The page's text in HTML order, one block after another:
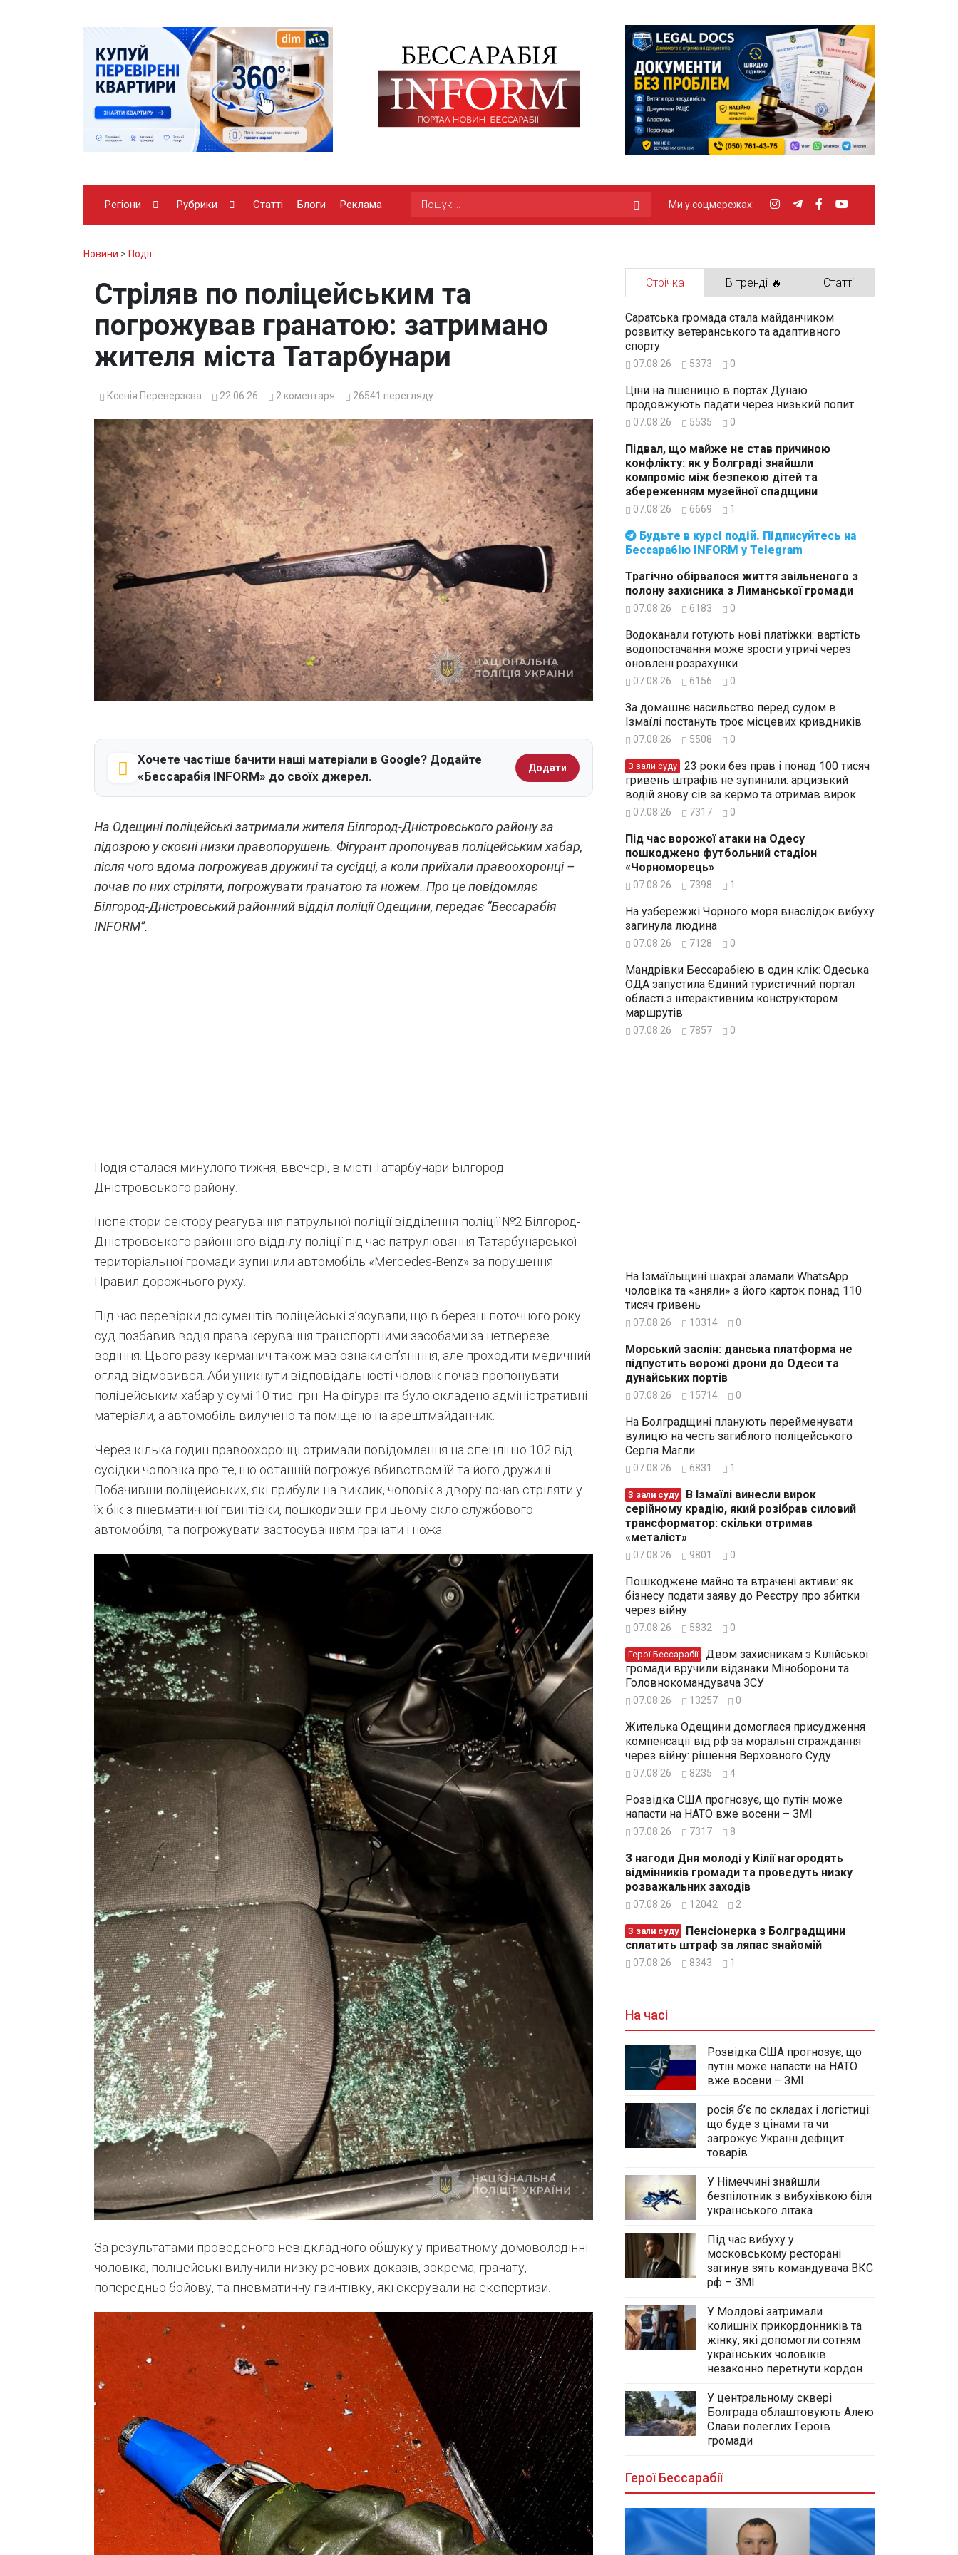
Регіони Рубрики Статті Блоги Реклама Ми у соцмережах:
Новини > Події
Стріляв по поліцейським та
погрожував гранатою: затримано
жителя міста Татарбунари
Ксенія Переверзєва 22.06.26 2 коментаря 26541 перегляду
Хочете частіше бачити наші матеріали в Google? Додайте
«Бессарабія INFORM» до своїх джерел.
Додати
На Одещині поліцейські затримали жителя Білгород-Дністровського району за
підозрою у скоєні низки правопорушень. Фігурант пропонував поліцейським хабар,
після чого вдома погрожував дружині та сусідці, а коли приїхали правоохоронці –
почав по них стріляти, погрожувати гранатою та ножем. Про це повідомляє
Білгород-Дністровський районний відділ поліції Одещини, передає “Бессарабія
INFORM”.
Подія сталася минулого тижня, ввечері, в місті Татарбунари Білгород-
Дністровського району.
Інспектори сектору реагування патрульної поліції відділення поліції №2 Білгород-
Дністровського районного відділу поліції під час патрулювання Татарбунарської
територіальної громади зупинили автомобіль «Mercedes-Benz» за порушення
Правил дорожнього руху.
Під час перевірки документів поліцейські з’ясували, що в березні поточного року
суд позбавив водія права керування транспортними засобами за нетверезе
водіння. Цього разу керманич також мав ознаки сп’яніння, але проходити медичний
огляд відмовився. Аби уникнути відповідальності чоловік почав пропонувати
поліцейським хабар у сумі 10 тис. грн. На фігуранта було складено адміністративні
матеріали, а автомобіль вилучено та поміщено на арештмайданчик.
Через кілька годин правоохоронці отримали повідомлення на спецлінію 102 від
сусідки чоловіка про те, що останній погрожує вбивством їй та його дружині.
Побачивши поліцейських, які прибули на виклик, чоловік з двору почав стріляти у
їх бік з пневматичної гвинтівки, пошкодивши при цьому скло службового
автомобіля, та погрожувати застосуванням гранати і ножа.
За результатами проведеного невідкладного обшуку у приватному домоволодінні
чоловіка, поліцейські вилучили низку речових доказів, зокрема, гранату,
попередньо бойову, та пневматичну гвинтівку, які скерували на експертизи.
Стрічка В тренді 🔥 Статті
Бессарабію INFORM у Telegram
Саратська громада стала майданчиком
розвитку ветеранського та адаптивного
спорту
07.08.26 5373 0
Ціни на пшеницю в портах Дунаю
продовжують падати через низький попит
07.08.26 5535 0
Підвал, що майже не став причиною
конфлікту: як у Болграді знайшли
компроміс між безпекою дітей та
збереженням музейної спадщини
07.08.26 6669 1
Трагічно обірвалося життя звільненого з
полону захисника з Лиманської громади
07.08.26 6183 0
Водоканали готують нові платіжки: вартість
водопостачання може зрости утричі через
оновлені розрахунки
07.08.26 6156 0
За домашнє насильство перед судом в
Ізмаїлі постануть троє місцевих кривдників
07.08.26 5508 0
З зали суду
гривень штрафів не зупинили: арцизький
водій знову сів за кермо та отримав вирок
07.08.26 7317 0
Під час ворожої атаки на Одесу
пошкоджено футбольний стадіон
«Чорноморець»
07.08.26 7398 1
На узбережжі Чорного моря внаслідок вибуху
загинула людина
07.08.26 7128 0
Мандрівки Бессарабією в один клік: Одеська
ОДА запустила Єдиний туристичний портал
області з інтерактивним конструктором
маршрутів
07.08.26 7857 0
На Ізмаїльщині шахраї зламали WhatsApp
чоловіка та «зняли» з його карток понад 110
тисяч гривень
07.08.26 10314 0
Морський заслін: данська платформа не
підпустить ворожі дрони до Одеси та
дунайських портів
07.08.26 15714 0
На Болградщині планують перейменувати
вулицю на честь загиблого поліцейського
Сергія Магли
07.08.26 6831 1
З зали суду
серійному крадію, який розібрав силовий
трансформатор: скільки отримав
«металіст»
07.08.26 9801 0
Пошкоджене майно та втрачені активи: як
бізнесу подати заяву до Реєстру про збитки
через війну
07.08.26 5832 0
Герої Бессарабії
громади вручили відзнаки Міноборони та
Головнокомандувача ЗСУ
07.08.26 13257 0
Жителька Одещини домоглася присудження
компенсації від рф за моральні страждання
через війну: рішення Верховного Суду
07.08.26 8235 4
Розвідка США прогнозує, що путін може
напасти на НАТО вже восени – ЗМІ
07.08.26 7317 8
З нагоди Дня молоді у Кілії нагородять
відмінників громади та проведуть низку
розважальних заходів
07.08.26 12042 2
З зали суду
сплатить штраф за ляпас знайомій
07.08.26 8343 1
На часі
Розвідка США прогнозує, що
путін може напасти на НАТО
вже восени – ЗМІ
росія б’є по складах і логістиці:
що буде з цінами та чи
загрожує Україні дефіцит
товарів
У Німеччині знайшли
безпілотник з вибухівкою біля
українського літака
Під час вибуху у
московському ресторані
загинув зять командувача ВКС
рф – ЗМІ
У Молдові затримали
колишніх прикордонників та
жінку, які допомогли сотням
українських чоловіків
незаконно перетнути кордон
У центральному сквері
Болграда облаштовують Алею
Слави полеглих Героїв
громади
Герої Бессарабії